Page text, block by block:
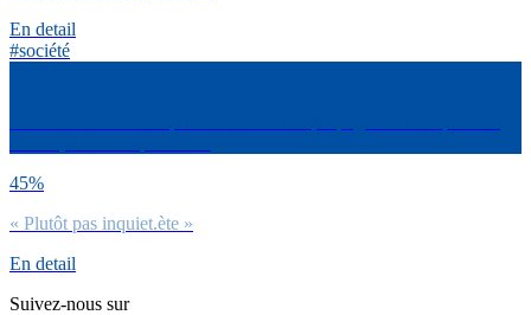
En detail
#société
45%
« Plutôt pas inquiet.ète »
En detail
Suivez-nous sur